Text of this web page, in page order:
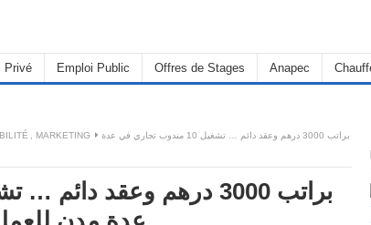
Privé Emploi Public Offres de Stages Anapec
MARKETING
براتب 3000 درهم وعقد دائم … تشغيل 10 مندوب تجاري في عدة